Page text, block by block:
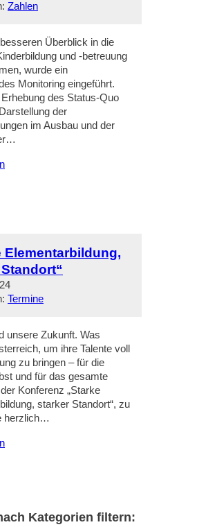
Zahlen
Überblick in die
und -betreuung
wurde ein
Monitoring eingeführt.
des Status-Quo
der
im Ausbau und der
Elementarbildung,
Termine
unsere Zukunft. Was
um ihre Talente voll
zu bringen – für die
und für das gesamte
Konferenz „Starke
starker Standort“, zu
herzlich…
Kategorien filtern: